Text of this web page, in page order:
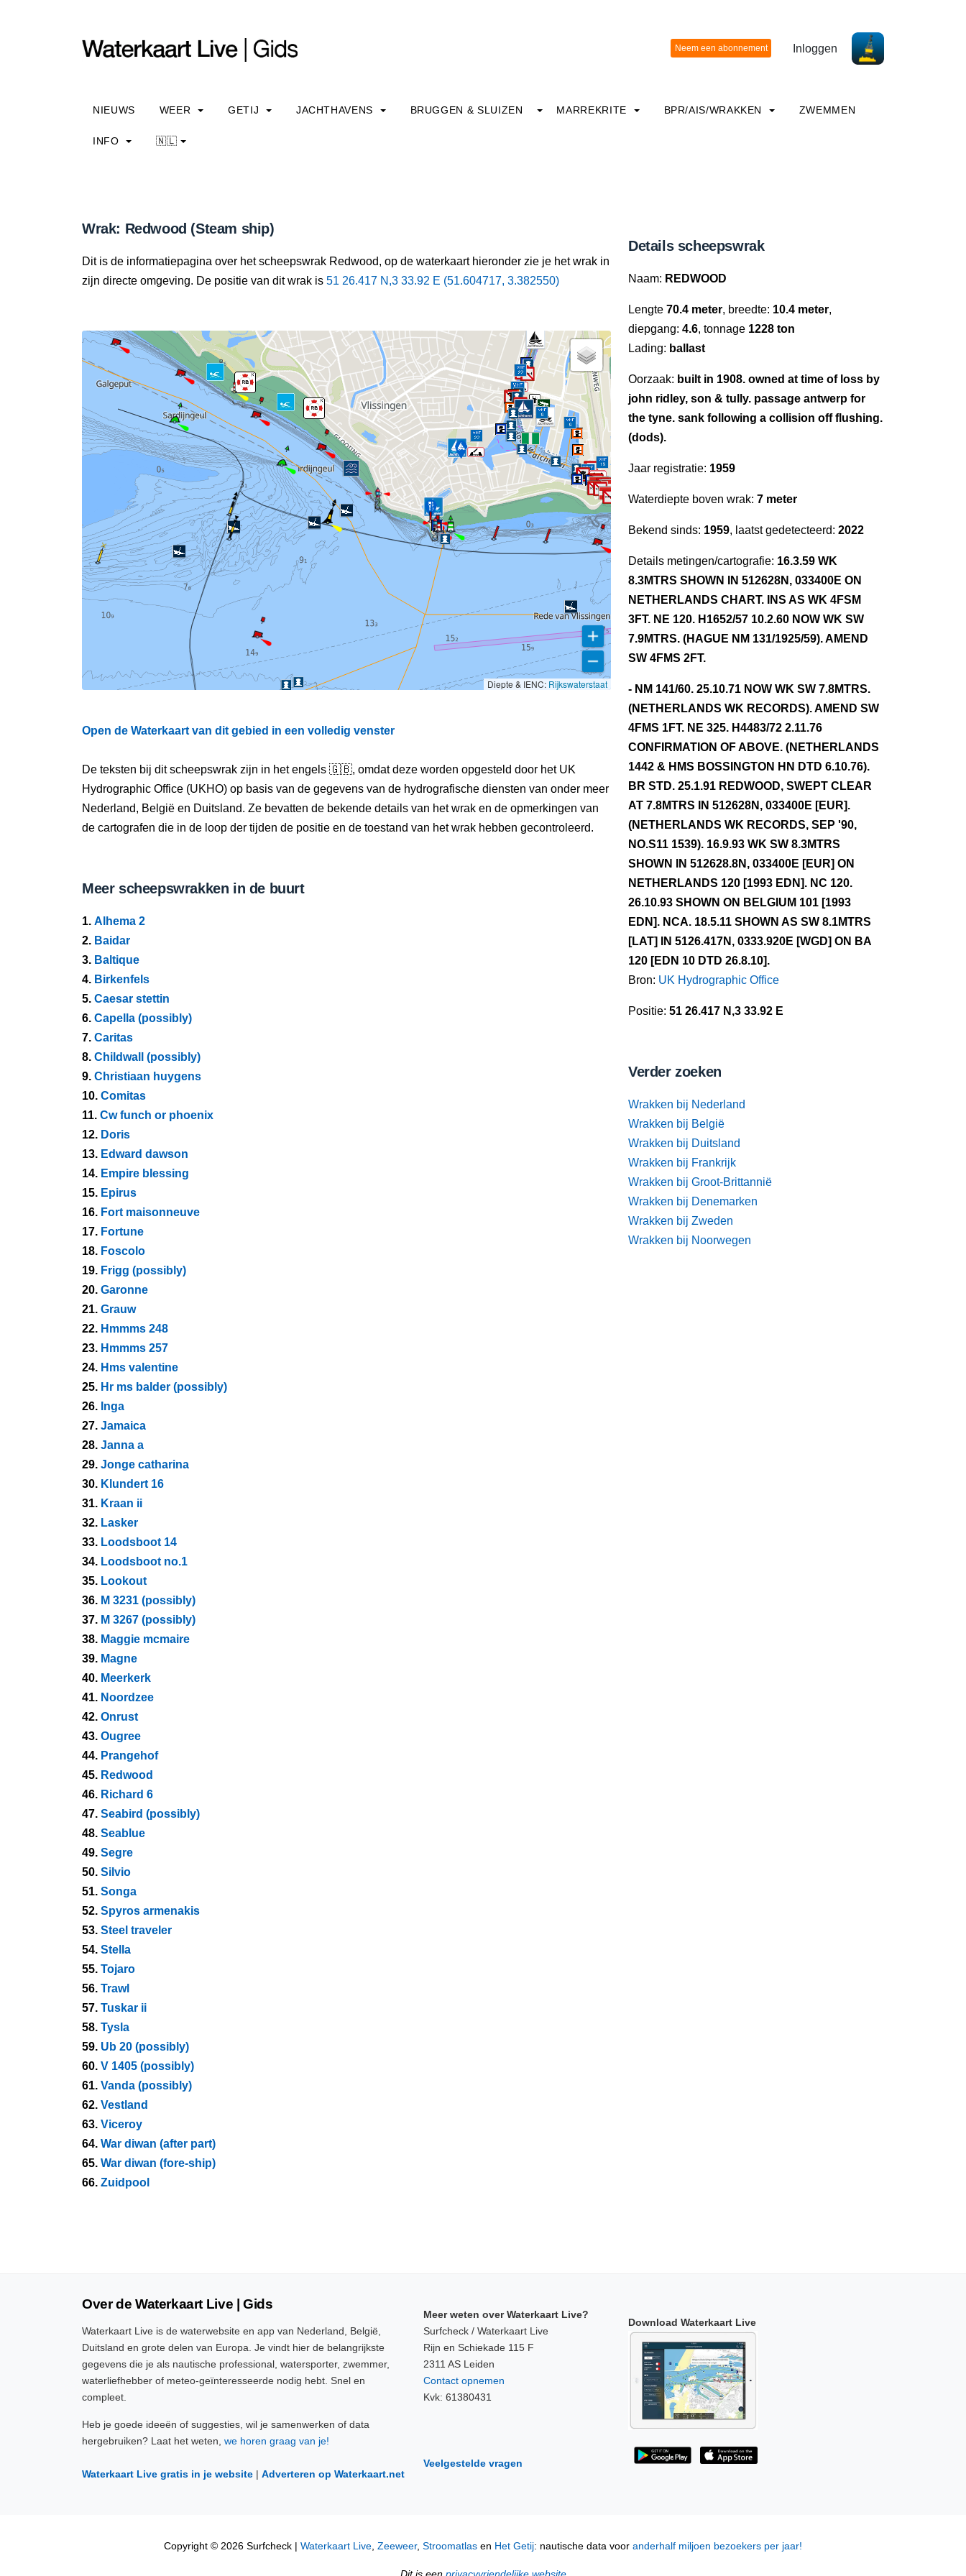
Inloggen
NIEUWS WEER GETIJ JACHTHAVENS BRUGGEN & SLUIZEN MARREKRITE BPR/AIS/WRAKKEN ZWEMMEN
INFO 🇳🇱
Wrak: Redwood (Steam ship)
Dit is de informatiepagina over het scheepswrak Redwood, op de waterkaart hieronder zie je het wrak in
zijn directe omgeving. De positie van dit wrak is 51 26.417 N,3 33.92 E (51.604717, 3.382550)
Diepte & IENC: Rijkswaterstaat
Open de Waterkaart van dit gebied in een volledig venster
De teksten bij dit scheepswrak zijn in het engels 🇬🇧, omdat deze worden opgesteld door het UK
Hydrographic Office (UKHO) op basis van de gegevens van de hydrografische diensten van onder meer
Nederland, België en Duitsland. Ze bevatten de bekende details van het wrak en de opmerkingen van
de cartografen die in de loop der tijden de positie en de toestand van het wrak hebben gecontroleerd.
Meer scheepswrakken in de buurt
1. Alhema 2
2. Baidar
3. Baltique
4. Birkenfels
5. Caesar stettin
6. Capella (possibly)
7. Caritas
8. Childwall (possibly)
9. Christiaan huygens
10. Comitas
11. Cw funch or phoenix
12. Doris
13. Edward dawson
14. Empire blessing
15. Epirus
16. Fort maisonneuve
17. Fortune
18. Foscolo
19. Frigg (possibly)
20. Garonne
21. Grauw
22. Hmmms 248
23. Hmmms 257
24. Hms valentine
25. Hr ms balder (possibly)
26. Inga
27. Jamaica
28. Janna a
29. Jonge catharina
30. Klundert 16
31. Kraan ii
32. Lasker
33. Loodsboot 14
34. Loodsboot no.1
35. Lookout
36. M 3231 (possibly)
37. M 3267 (possibly)
38. Maggie mcmaire
39. Magne
40. Meerkerk
41. Noordzee
42. Onrust
43. Ougree
44. Prangehof
45. Redwood
46. Richard 6
47. Seabird (possibly)
48. Seablue
49. Segre
50. Silvio
51. Songa
52. Spyros armenakis
53. Steel traveler
54. Stella
55. Tojaro
56. Trawl
57. Tuskar ii
58. Tysla
59. Ub 20 (possibly)
60. V 1405 (possibly)
61. Vanda (possibly)
62. Vestland
63. Viceroy
64. War diwan (after part)
65. War diwan (fore-ship)
66. Zuidpool
Details scheepswrak
Naam: REDWOOD
Lengte 70.4 meter, breedte: 10.4 meter,
diepgang: 4.6, tonnage 1228 ton
Lading: ballast
Oorzaak: built in 1908. owned at time of loss by
john ridley, son & tully. passage antwerp for
the tyne. sank following a collision off flushing.
(dods).
Jaar registratie: 1959
Waterdiepte boven wrak: 7 meter
Bekend sinds: 1959, laatst gedetecteerd: 2022
Details metingen/cartografie: 16.3.59 WK
8.3MTRS SHOWN IN 512628N, 033400E ON
NETHERLANDS CHART. INS AS WK 4FSM
3FT. NE 120. H1652/57 10.2.60 NOW WK SW
7.9MTRS. (HAGUE NM 131/1925/59). AMEND
SW 4FMS 2FT.
- NM 141/60. 25.10.71 NOW WK SW 7.8MTRS.
(NETHERLANDS WK RECORDS). AMEND SW
4FMS 1FT. NE 325. H4483/72 2.11.76
CONFIRMATION OF ABOVE. (NETHERLANDS
1442 & HMS BOSSINGTON HN DTD 6.10.76).
BR STD. 25.1.91 REDWOOD, SWEPT CLEAR
AT 7.8MTRS IN 512628N, 033400E [EUR].
(NETHERLANDS WK RECORDS, SEP '90,
NO.S11 1539). 16.9.93 WK SW 8.3MTRS
SHOWN IN 512628.8N, 033400E [EUR] ON
NETHERLANDS 120 [1993 EDN]. NC 120.
26.10.93 SHOWN ON BELGIUM 101 [1993
EDN]. NCA. 18.5.11 SHOWN AS SW 8.1MTRS
[LAT] IN 5126.417N, 0333.920E [WGD] ON BA
120 [EDN 10 DTD 26.8.10].
Bron: UK Hydrographic Office
Positie: 51 26.417 N,3 33.92 E
Verder zoeken
Wrakken bij Nederland
Wrakken bij België
Wrakken bij Duitsland
Wrakken bij Frankrijk
Wrakken bij Groot-Brittannië
Wrakken bij Denemarken
Wrakken bij Zweden
Wrakken bij Noorwegen
Over de Waterkaart Live | Gids
Waterkaart Live is de waterwebsite en app van Nederland, België,
Duitsland en grote delen van Europa. Je vindt hier de belangrijkste
gegevens die je als nautische professional, watersporter, zwemmer,
waterliefhebber of meteo-geïnteresseerde nodig hebt. Snel en
compleet.
Heb je goede ideeën of suggesties, wil je samenwerken of data
hergebruiken? Laat het weten, we horen graag van je!
Waterkaart Live gratis in je website | Adverteren op Waterkaart.net
Meer weten over Waterkaart Live?
Surfcheck / Waterkaart Live
Rijn en Schiekade 115 F
2311 AS Leiden
Contact opnemen
Kvk: 61380431
Veelgestelde vragen
Download Waterkaart Live
Copyright © 2026 Surfcheck | Waterkaart Live, Zeeweer, Stroomatlas en Het Getij: nautische data voor anderhalf miljoen bezoekers per jaar!